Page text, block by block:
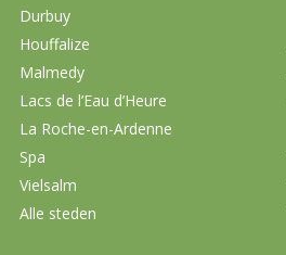
Durbuy
Houffalize
Malmedy
Lacs de l’Eau d’Heure
La Roche-en-Ardenne
Spa
Vielsalm
Alle steden